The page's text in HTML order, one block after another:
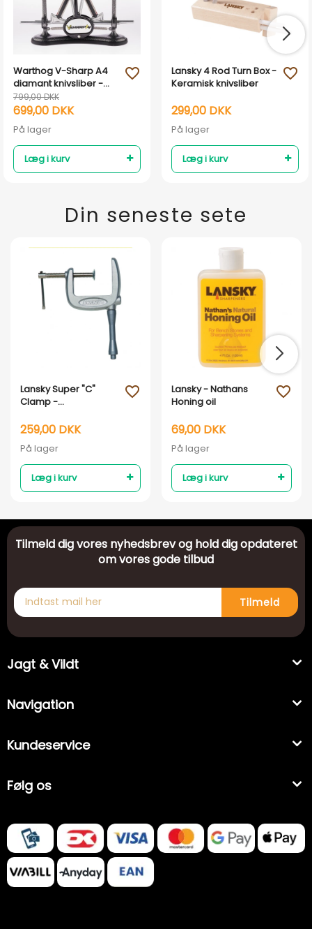
Warthog V-Sharp A4
diamant knivsliber -
Anthracite
799,00 DKK
699,00 DKK
På lager
Læg i kurv
favorite_outline
Lansky 4 Rod Turn Box -
Keramisk knivsliber
299,00 DKK
På lager
Læg i kurv
favorite_outline
Din seneste sete
Lansky Super "C"
Clamp -
skruetvinge
259,00 DKK
På lager
Læg i kurv
favorite_outline
Lansky - Nathans
Honing oil
69,00 DKK
På lager
Læg i kurv
favorite_outline
Tilmeld dig vores nyhedsbrev og hold dig opdateret
om vores gode tilbud
Tilmeld
Jagt & Vildt
Navigation
Kundeservice
Følg os